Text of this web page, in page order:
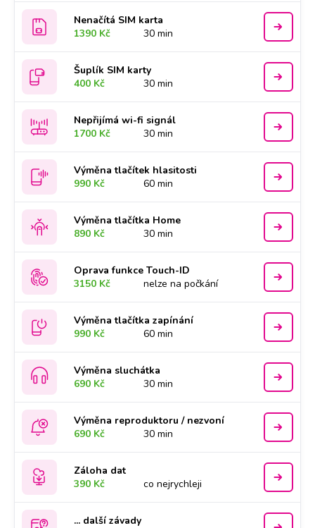
Nenačítá SIM karta
1390 Kč
30 min
Šuplík SIM karty
400 Kč
30 min
Nepřijímá wi-fi signál
1700 Kč
30 min
Výměna tlačítek hlasitosti
990 Kč
60 min
Výměna tlačítka Home
890 Kč
30 min
Oprava funkce Touch-ID
3150 Kč
nelze na počkání
Výměna tlačítka zapínání
990 Kč
60 min
Výměna sluchátka
690 Kč
30 min
Výměna reproduktoru / nezvoní
690 Kč
30 min
Záloha dat
390 Kč
co nejrychleji
... další závady